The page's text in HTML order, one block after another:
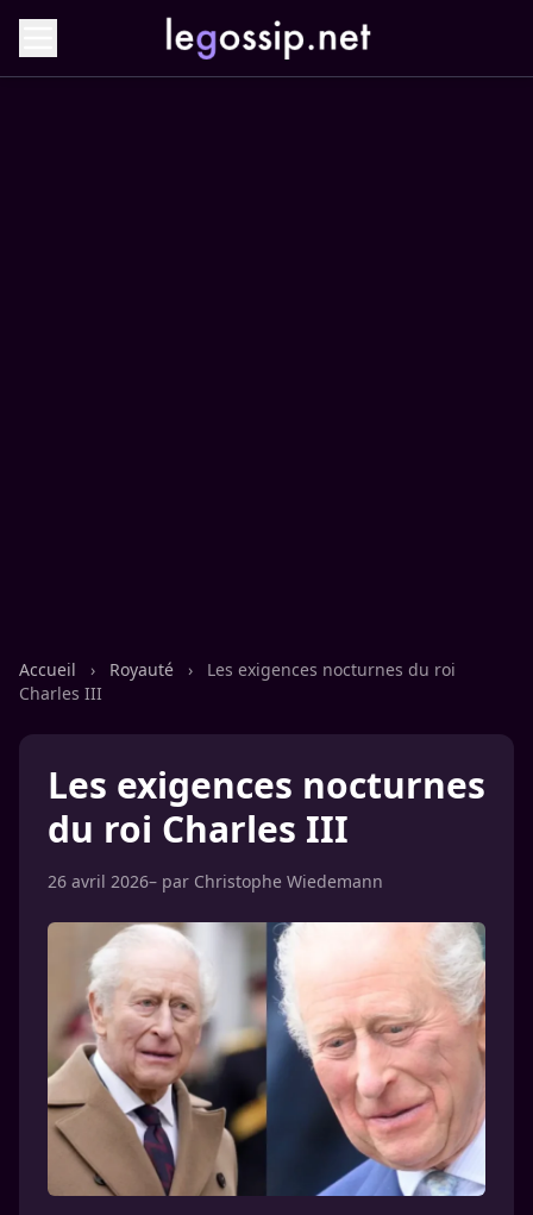
Accueil › Royauté ›
Les exigences nocturnes du roi
Charles III
Les exigences nocturnes
du roi Charles III
26 avril 2026– par Christophe Wiedemann